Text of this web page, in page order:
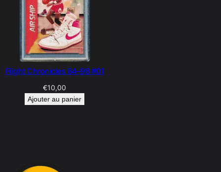
Flight Chronicles 84–98 #01
€10,00
Ajouter au panier